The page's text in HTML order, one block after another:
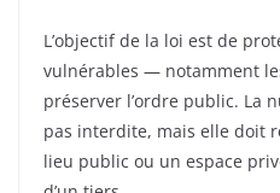
L’objectif de la loi est de
vulnérables — notamment
préserver l’ordre public. La
pas interdite, mais elle doit
lieu public ou un espace